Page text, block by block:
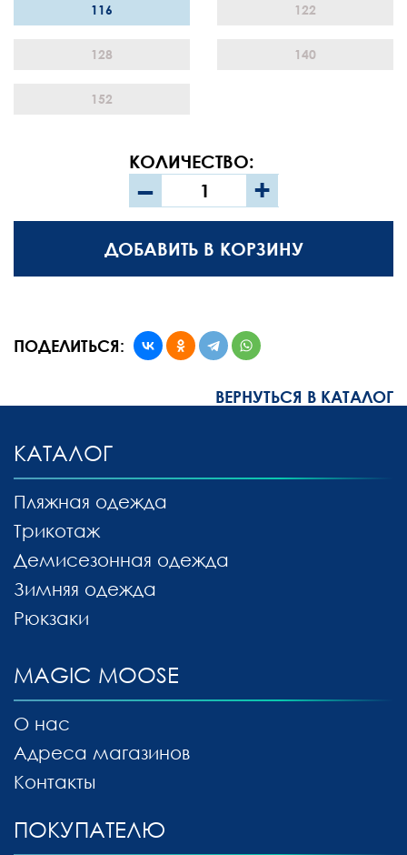
116 122
128 140
152
КОЛИЧЕСТВО:
– +
ДОБАВИТЬ В КОРЗИНУ
ПОДЕЛИТЬСЯ:
ВЕРНУТЬСЯ В КАТАЛОГ
MAGIC MOOSE
О нас
Адреса магазинов
Контакты
КАТАЛОГ
Пляжная одежда
Трикотаж
Демисезонная одежда
Зимняя одежда
Рюкзаки
ПОКУПАТЕЛЮ